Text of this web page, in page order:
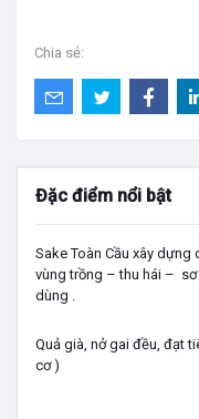
Chia sẻ:
Đặc điểm nổi bật
Sake Toàn Cầu xây
vùng trồng – thu hái – sơ
dùng .
Quả già, nở gai đều, đạt
cơ )